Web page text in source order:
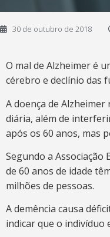
30 de outubro de 2018
O mal de Alzheimer é
cérebro e declínio das
A doença de
diária, além de
após os 60 anos, mas
Segundo a Associação
de 60 anos de idade
milhões de pessoas.
A demência causa
indicar que o indivíduo